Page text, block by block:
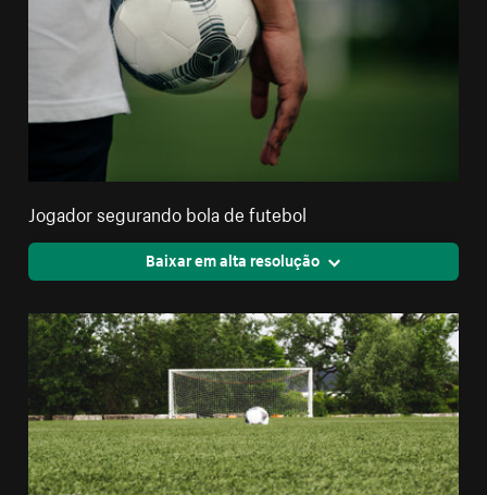
Jogador segurando bola de futebol
Baixar em alta resolução